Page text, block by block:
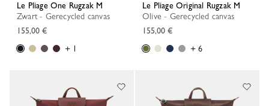
Le Pliage One Rugzak M
Zwart - Gerecycled canvas
155,00 €
+ 1
Le Pliage Original Rugzak M
Olive - Gerecycled canvas
155,00 €
+ 6